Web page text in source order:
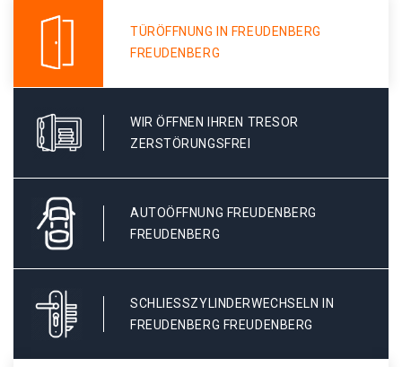
TÜRÖFFNUNG IN FREUDENBERG
FREUDENBERG
WIR ÖFFNEN IHREN TRESOR
ZERSTÖRUNGSFREI
AUTOÖFFNUNG FREUDENBERG
FREUDENBERG
SCHLIESSZYLINDERWECHSELN IN F
REUDENBERG FREUDENBERG